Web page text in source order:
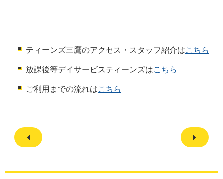
ティーンズ三鷹のアクセス・スタッフ紹介はこちら
放課後等デイサービスティーンズはこちら
ご利用までの流れはこちら